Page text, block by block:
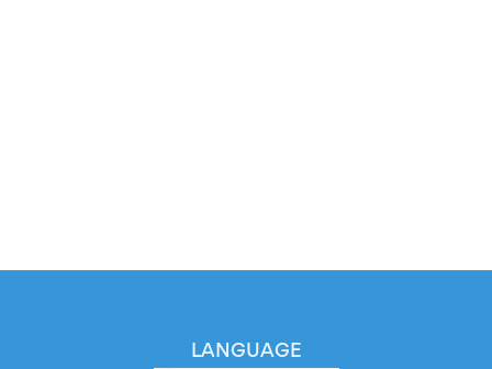
LANGUAGE